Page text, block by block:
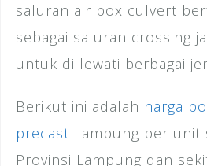
saluran air box culvert
sebagai saluran crossing
untuk di lewati berbagai
Berikut ini adalah harga
precast Lampung per unit
Provinsi Lampung dan